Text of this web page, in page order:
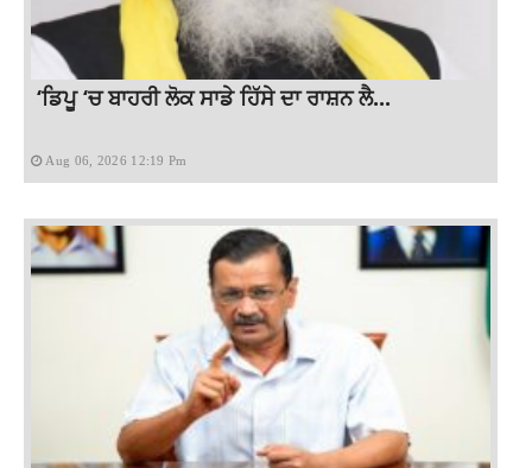
‘ਡਿਪੂ ‘ਚ ਬਾਹਰੀ ਲੋਕ ਸਾਡੇ ਹਿੱਸੇ ਦਾ ਰਾਸ਼ਨ ਲੈ...
Aug 06, 2026 12:19 Pm